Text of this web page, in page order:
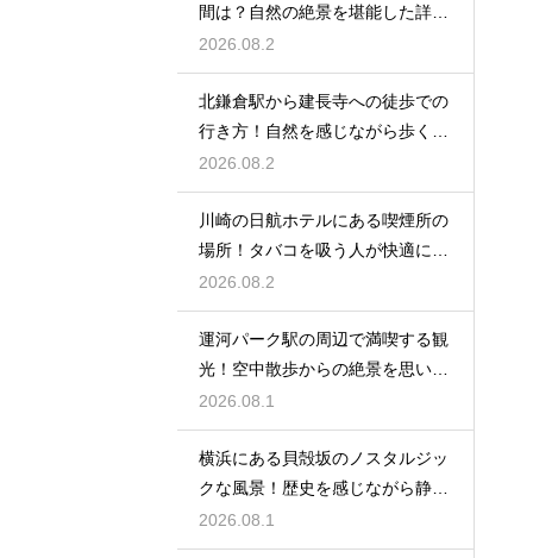
間は？自然の絶景を堪能した詳細
レビュー
2026.08.2
北鎌倉駅から建長寺への徒歩での
行き方！自然を感じながら歩く癒
しの時間
2026.08.2
川崎の日航ホテルにある喫煙所の
場所！タバコを吸う人が快適に滞
在する秘訣
2026.08.2
運河パーク駅の周辺で満喫する観
光！空中散歩からの絶景を思い切
り楽しむ
2026.08.1
横浜にある貝殻坂のノスタルジッ
クな風景！歴史を感じながら静か
に散策する
2026.08.1